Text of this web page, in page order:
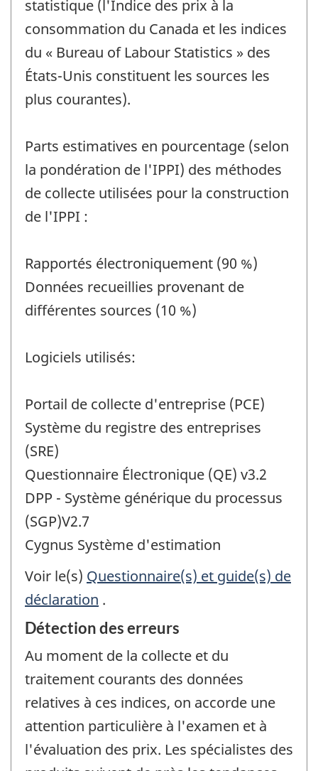
statistique (l'Indice des prix à la
consommation du Canada et les indices
du « Bureau of Labour Statistics » des
États-Unis constituent les sources les
plus courantes).
Parts estimatives en pourcentage (selon
la pondération de l'IPPI) des méthodes
de collecte utilisées pour la construction
de l'IPPI :
Rapportés électroniquement (90 %)
Données recueillies provenant de
différentes sources (10 %)
Logiciels utilisés:
Portail de collecte d'entreprise (PCE)
Système du registre des entreprises
(SRE)
Questionnaire Électronique (QE) v3.2
DPP - Système générique du processus
(SGP)V2.7
Cygnus Système d'estimation
Voir le(s) Questionnaire(s) et guide(s) de
déclaration .
Détection des erreurs
Au moment de la collecte et du
traitement courants des données
relatives à ces indices, on accorde une
attention particulière à l'examen et à
l'évaluation des prix. Les spécialistes des